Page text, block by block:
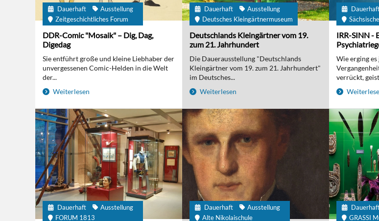
Dauerhaft
Ausstellung
Zeitgeschichtliches Forum
DDR-Comic "Mosaik" – Dig, Dag,
Digedag
Sie entführt große und kleine Liebhaber der
unvergessenen Comic-Helden in die Welt
der...
Weiterlesen
Dauerhaft
Ausstellung
Deutsches Kleingärtnermuseum
Deutschlands Kleingärtner vom 19.
zum 21. Jahrhundert
Die Dauerausstellung "Deutschlands
Kleingärtner vom 19. zum 21. Jahrhundert"
im Deutsches...
Weiterlesen
IRR-SINN -
Wie erging
verrückt,
Dauerhaft
Ausstellung
FORUM 1813
Dauerhaft
Ausstellung
Alte Nikolaischule
GRASSI